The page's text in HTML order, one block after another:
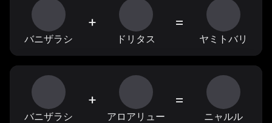
バニザラシ
+
ドリタス
=
ヤミトバリ
バニザラシ
+
アロアリュー
=
ニャルル